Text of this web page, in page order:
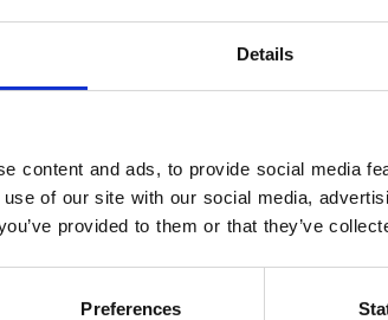
Details
content and ads, to provide social media
of our site with our social media,
provided to them or that they’ve
Preferences
✓ Fri
✓
✓ Gratis
Läs mer